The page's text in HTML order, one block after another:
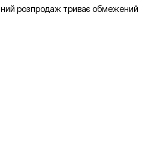
розпродаж триває обмежений